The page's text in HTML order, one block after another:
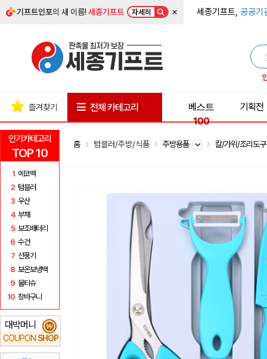
기프트인포의 새 이름!세종기프트 자세히 × 세종기프트, 공공기
인기카테고리
TOP 10
1 에코백
2 텀블러
3 우산
4 부채
5 보조배터리
6 수건
7 선풍기
8 보온보냉백
9 물티슈
10 장바구니
대박머니
COUPON SHOP
₩
즐겨찾기 전체 카테고리
베스트
100
기획전
홈 텀블러/주방/식품 주방용품 칼/가위/조리도